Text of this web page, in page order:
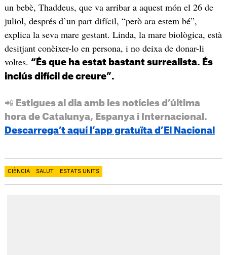
un bebè, Thaddeus, que va arribar a aquest món el 26 de
juliol, després d’un part difícil, “però ara estem bé”,
explica la seva mare gestant. Linda, la mare biològica, està
desitjant conèixer-lo en persona, i no deixa de donar-li
voltes. “És que ha estat bastant surrealista. És
inclús difícil de creure”.
📲 Estigues al dia amb les notícies d’última
hora de Catalunya, Espanya i Internacional.
Descarrega’t aquí l’app gratuïta d’El Nacional
CIÈNCIA SALUT ESTATS UNITS